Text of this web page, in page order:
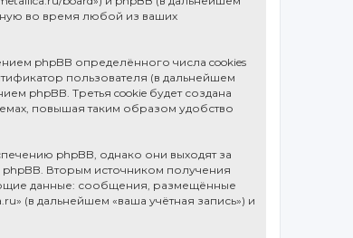
во время любой из ваших
phpBB определённого числа cookies
пользователя (в дальнейшем
phpBB. Третья cookie будет создана
повышая таким образом удобство
phpBB, однако они выходят за
Вторым источником получения
данные: сообщения, размещённые
(в дальнейшем «ваша учётная запись») и